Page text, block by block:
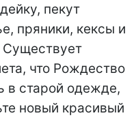
пекут
пряники, кексы и
что Рождество
в старой одежде,
новый красивый